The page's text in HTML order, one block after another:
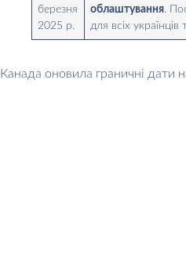
березня
2025 р.
облаштування.
для всіх
Канада оновила граничні дати